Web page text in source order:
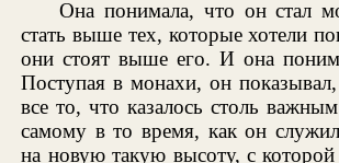
Она понимала, что он стал
стать выше тех, которые хотели
они стоят выше его. И она
Поступая в монахи, он показывал,
все то, что казалось столь
самому в то время, как он
на новую такую высоту, с